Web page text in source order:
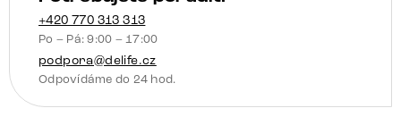
houpací
funkce
taštičkové
pružiny
množství
+420 770 313 313
Po – Pá: 9:00 – 17:00
podpora@delife.cz
Odpovídáme do 24 hod.